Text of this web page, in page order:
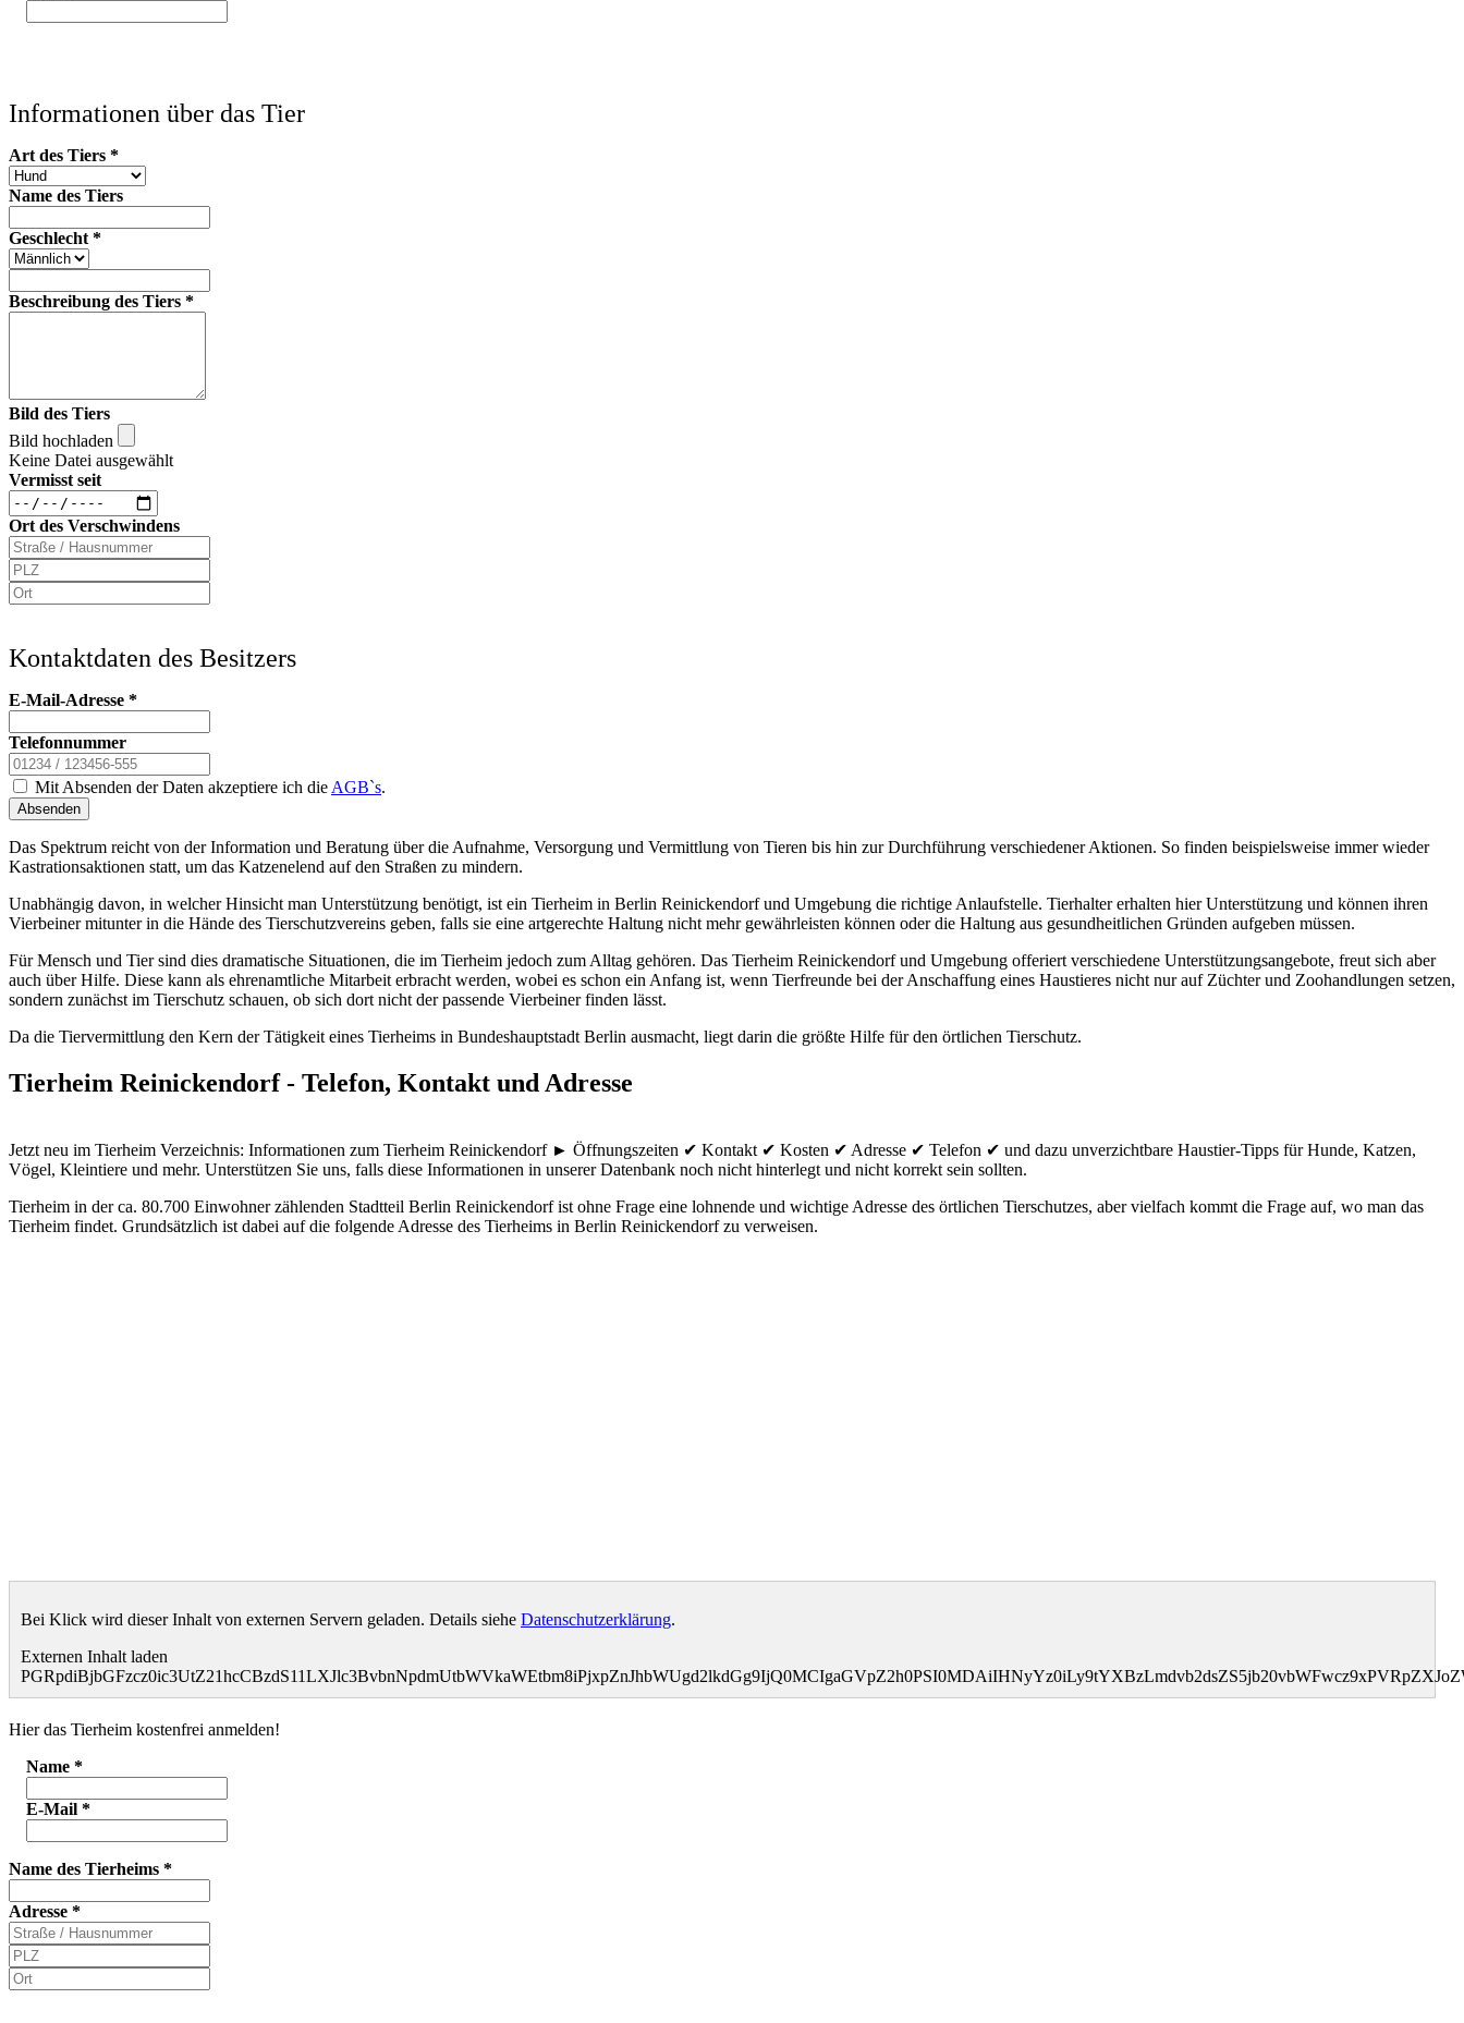
Informationen über das Tier
Art des Tiers *
Name des Tiers
Geschlecht *
Beschreibung des Tiers *
Bild des Tiers
Bild hochladen
Keine Datei ausgewählt
Vermisst seit
Ort des Verschwindens
Kontaktdaten des Besitzers
E-Mail-Adresse *
Telefonnummer
Mit Absenden der Daten akzeptiere ich die AGB`s.
Absenden
Das Spektrum reicht von der Information und Beratung über die Aufnahme, Versorgung und Vermittlung von Tieren bis hin zur Durchführung verschiedener Aktionen. So finden beispielsweise immer wieder
Kastrationsaktionen statt, um das Katzenelend auf den Straßen zu mindern.
Unabhängig davon, in welcher Hinsicht man Unterstützung benötigt, ist ein Tierheim in Berlin Reinickendorf und Umgebung die richtige Anlaufstelle. Tierhalter erhalten hier Unterstützung und können ihren
Vierbeiner mitunter in die Hände des Tierschutzvereins geben, falls sie eine artgerechte Haltung nicht mehr gewährleisten können oder die Haltung aus gesundheitlichen Gründen aufgeben müssen.
Für Mensch und Tier sind dies dramatische Situationen, die im Tierheim jedoch zum Alltag gehören. Das Tierheim Reinickendorf und Umgebung offeriert verschiedene Unterstützungsangebote, freut sich aber
auch über Hilfe. Diese kann als ehrenamtliche Mitarbeit erbracht werden, wobei es schon ein Anfang ist, wenn Tierfreunde bei der Anschaffung eines Haustieres nicht nur auf Züchter und Zoohandlungen setzen,
sondern zunächst im Tierschutz schauen, ob sich dort nicht der passende Vierbeiner finden lässt.
Da die Tiervermittlung den Kern der Tätigkeit eines Tierheims in Bundeshauptstadt Berlin ausmacht, liegt darin die größte Hilfe für den örtlichen Tierschutz.
Tierheim Reinickendorf - Telefon, Kontakt und Adresse
Jetzt neu im Tierheim Verzeichnis: Informationen zum Tierheim Reinickendorf ► Öffnungszeiten ✔ Kontakt ✔ Kosten ✔ Adresse ✔ Telefon ✔ und dazu unverzichtbare Haustier-Tipps für Hunde, Katzen,
Vögel, Kleintiere und mehr. Unterstützen Sie uns, falls diese Informationen in unserer Datenbank noch nicht hinterlegt und nicht korrekt sein sollten.
Tierheim in der ca. 80.700 Einwohner zählenden Stadtteil Berlin Reinickendorf ist ohne Frage eine lohnende und wichtige Adresse des örtlichen Tierschutzes, aber vielfach kommt die Frage auf, wo man das
Tierheim findet. Grundsätzlich ist dabei auf die folgende Adresse des Tierheims in Berlin Reinickendorf zu verweisen.
Bei Klick wird dieser Inhalt von externen Servern geladen. Details siehe Datenschutzerklärung.
Externen Inhalt laden
Hier das Tierheim kostenfrei anmelden!
Name *
E-Mail *
Name des Tierheims *
Adresse *